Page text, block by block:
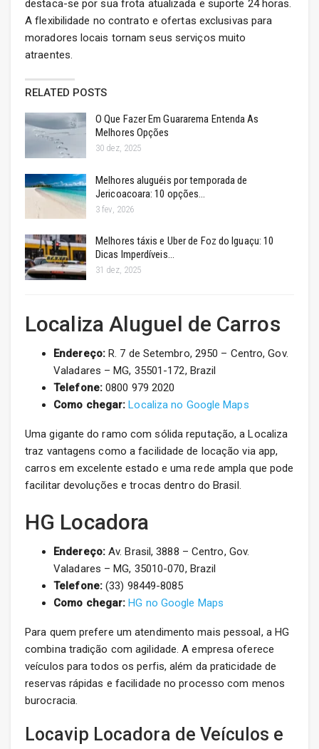
destaca-se por sua frota atualizada e suporte 24 horas.
A flexibilidade no contrato e ofertas exclusivas para
moradores locais tornam seus serviços muito
atraentes.
RELATED POSTS
O Que Fazer Em Guararema Entenda As
Melhores Opções
30 dez, 2025
Melhores aluguéis por temporada de
Jericoacoara: 10 opções…
3 fev, 2026
Melhores táxis e Uber de Foz do Iguaçu: 10
Dicas Imperdíveis…
31 dez, 2025
Localiza Aluguel de Carros
Endereço:R. 7 de Setembro, 2950 – Centro, Gov.
Valadares – MG, 35501-172, Brazil
Telefone:0800 979 2020
Como chegar: Localiza no Google Maps
Uma gigante do ramo com sólida reputação, a Localiza
traz vantagens como a facilidade de locação via app,
carros em excelente estado e uma rede ampla que pode
facilitar devoluções e trocas dentro do Brasil.
HG Locadora
Endereço:Av. Brasil, 3888 – Centro, Gov.
Valadares – MG, 35010-070, Brazil
Telefone:(33) 98449-8085
Como chegar: HG no Google Maps
Para quem prefere um atendimento mais pessoal, a HG
combina tradição com agilidade. A empresa oferece
veículos para todos os perfis, além da praticidade de
reservas rápidas e facilidade no processo com menos
burocracia.
Locavip Locadora de Veículos e